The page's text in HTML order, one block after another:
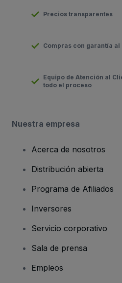
Precios transparentes
Compras con garantía al
Equipo de Atención al
todo el proceso
Nuestra empresa
Acerca de nosotros
Distribución abierta
Programa de Afiliados
Inversores
Servicio corporativo
Sala de prensa
Empleos